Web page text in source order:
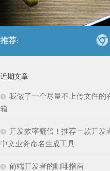
推荐:
近期文章
我做了一个尽量不上传文件的
箱
开发效率翻倍！推荐一款开发
中文业务命名生成工具
前端开发者的咖啡指南